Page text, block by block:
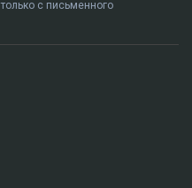
с письменного